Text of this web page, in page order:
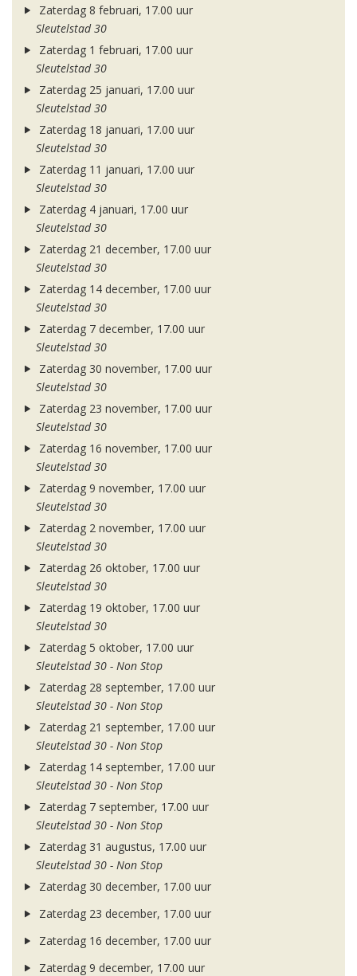
Zaterdag 8 februari, 17.00 uur
Sleutelstad 30
Zaterdag 1 februari, 17.00 uur
Sleutelstad 30
Zaterdag 25 januari, 17.00 uur
Sleutelstad 30
Zaterdag 18 januari, 17.00 uur
Sleutelstad 30
Zaterdag 11 januari, 17.00 uur
Sleutelstad 30
Zaterdag 4 januari, 17.00 uur
Sleutelstad 30
Zaterdag 21 december, 17.00 uur
Sleutelstad 30
Zaterdag 14 december, 17.00 uur
Sleutelstad 30
Zaterdag 7 december, 17.00 uur
Sleutelstad 30
Zaterdag 30 november, 17.00 uur
Sleutelstad 30
Zaterdag 23 november, 17.00 uur
Sleutelstad 30
Zaterdag 16 november, 17.00 uur
Sleutelstad 30
Zaterdag 9 november, 17.00 uur
Sleutelstad 30
Zaterdag 2 november, 17.00 uur
Sleutelstad 30
Zaterdag 26 oktober, 17.00 uur
Sleutelstad 30
Zaterdag 19 oktober, 17.00 uur
Sleutelstad 30
Zaterdag 5 oktober, 17.00 uur
Sleutelstad 30 - Non Stop
Zaterdag 28 september, 17.00 uur
Sleutelstad 30 - Non Stop
Zaterdag 21 september, 17.00 uur
Sleutelstad 30 - Non Stop
Zaterdag 14 september, 17.00 uur
Sleutelstad 30 - Non Stop
Zaterdag 7 september, 17.00 uur
Sleutelstad 30 - Non Stop
Zaterdag 31 augustus, 17.00 uur
Sleutelstad 30 - Non Stop
Zaterdag 30 december, 17.00 uur
Zaterdag 23 december, 17.00 uur
Zaterdag 16 december, 17.00 uur
Zaterdag 9 december, 17.00 uur